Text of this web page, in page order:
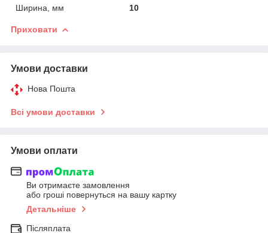
Ширина, мм
10
Приховати
Умови доставки
Нова Пошта
Всі умови доставки
Умови оплати
Ви отримаєте замовлення
або гроші повернуться на вашу картку
Детальніше
Післяплата